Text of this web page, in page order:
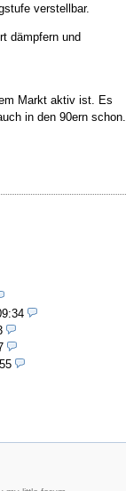
verstellbar.
dämpfern und
Markt aktiv ist. Es
in den 90ern schon.